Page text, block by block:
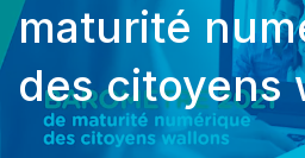
maturité
des citoyens